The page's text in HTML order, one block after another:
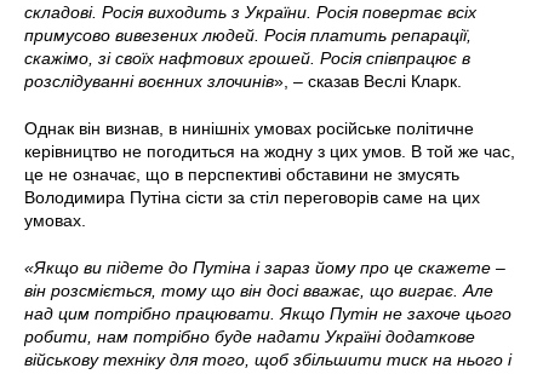
складові. Росія виходить з України. Росія повертає всіх
примусово вивезених людей. Росія платить репарації,
скажімо, зі своїх нафтових грошей. Росія співпрацює в
розслідуванні воєнних злочинів», – сказав Веслі Кларк.
Однак він визнав, в нинішніх умовах російське політичне
керівництво не погодиться на жодну з цих умов. В той же час,
це не означає, що в перспективі обставини не змусять
Володимира Путіна сісти за стіл переговорів саме на цих
умовах.
«Якщо ви підете до Путіна і зараз йому про це скажете –
він розсміється, тому що він досі вважає, що виграє. Але
над цим потрібно працювати. Якщо Путін не захоче цього
робити, нам потрібно буде надати Україні додаткове
військову техніку для того, щоб збільшити тиск на нього і